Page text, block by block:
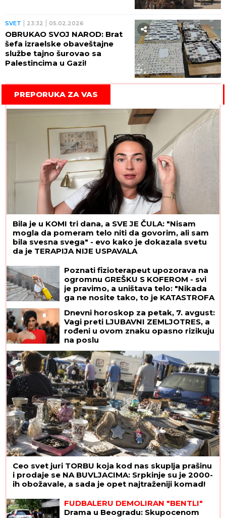
SVET 23:32 05.02.2026
OBRUKAO SVOJ NAROD: Brat
šefa izraelske obaveštajne
službe tajno šurovao sa
Palestincima u Gazi!
PREPORUKA ZA VAS
Bila je u KOMI tri dana, a SVE JE ČULA: "Nisam
mogla da pomeram telo niti da govorim, ali sam
bila svesna svega" - evo kako je dokazala svetu
da je TERAPIJA NIJE USPAVALA
Poznati fizioterapeut upozorava na
ogromnu GREŠKU S KOFEROM - svi
je pravimo, a uništava telo: "Nikada
ga ne nosite tako, to je KATASTROFA
Dnevni horoskop za petak, 7. avgust:
Vagi preti LJUBAVNI ZEMLJOTRES, a
rođeni u ovom znaku opasno rizikuju
na poslu
Ceo svet juri TORBU koja kod nas skuplja prašinu
i prodaje se NA BUVLJACIMA: Srpkinje su je 2000-
ih obožavale, a sada je opet najtraženiji komad!
FUDBALERU DEMOLIRAN "BENTLI"
Drama u Beogradu: Skupocenom